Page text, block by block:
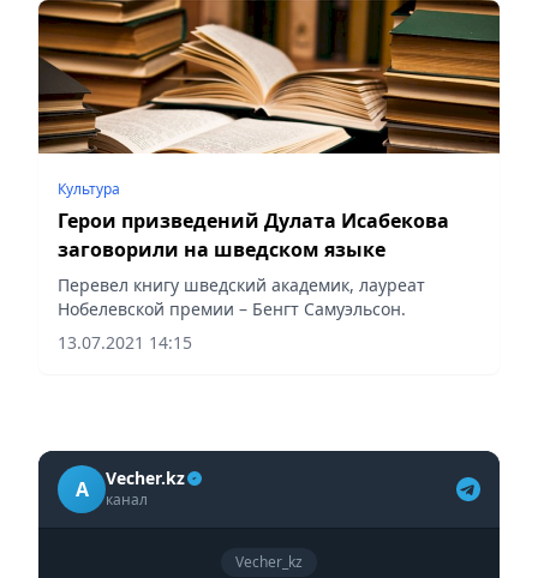
Культура
Герои призведений Дулата Исабекова
заговорили на шведском языке
Перевел книгу шведский академик, лауреат
Нобелевской премии – Бенгт Самуэльсон.
13.07.2021 14:15
A Vecher.kz
канал
Vecher_kz